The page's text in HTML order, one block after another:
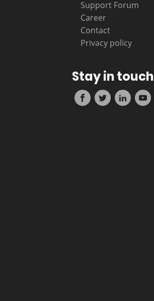
Support Forum
Career
Contact
Privacy policy
Stay in touch